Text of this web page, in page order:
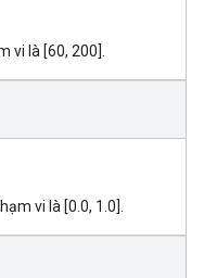
vi là [60, 200].
vi là [0.0, 1.0].